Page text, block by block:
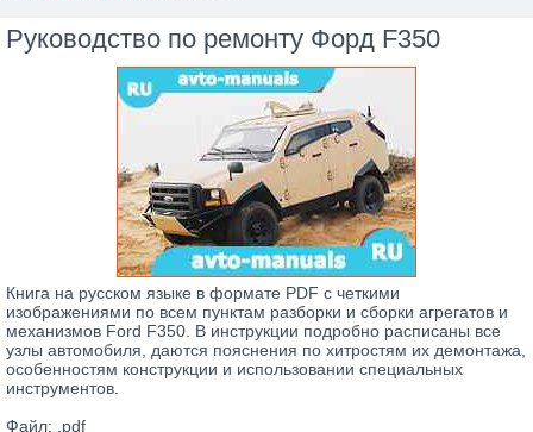
Руководство по ремонту Форд F350
Книга на русском языке в формате PDF с четкими
изображениями по всем пунктам разборки и сборки агрегатов и
механизмов Ford F350. В инструкции подробно расписаны все
узлы автомобиля, даются пояснения по хитростям их демонтажа,
особенностям конструкции и использовании специальных
инструментов.
Файл: .pdf